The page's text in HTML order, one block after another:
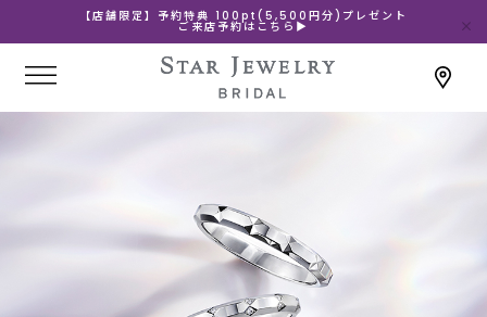
【店舗限定】予約特典 100pt(5,500円分)プレゼント
ご来店予約はこちら▶